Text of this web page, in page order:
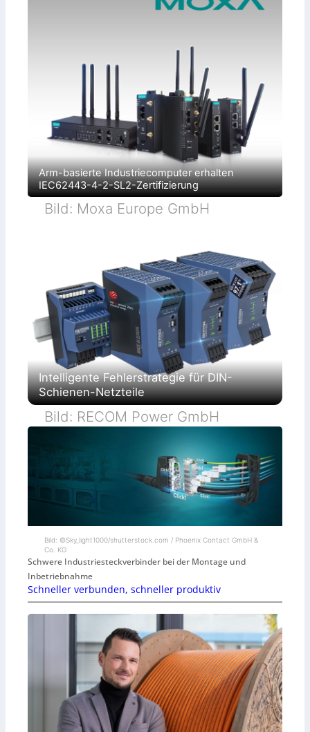
Arm-basierte Industriecomputer erhalten
IEC62443-4-2-SL2-Zertifizierung
Bild: Moxa Europe GmbH
Intelligente Fehlerstrategie für DIN-
Schienen-Netzteile
Bild: RECOM Power GmbH
Bild: ©Sky_light1000/shutterstock.com / Phoenix Contact GmbH &
Co. KG
Schwere Industriesteckverbinder bei der Montage und
Inbetriebnahme
Schneller verbunden, schneller produktiv